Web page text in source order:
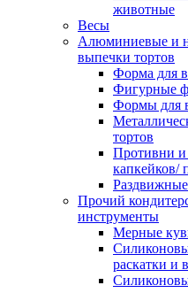
животные
Весы
Алюминиевые и
выпечки тортов
Форма для
Фигурные
Формы для
тортов
Противни
капкейков/
Прочий
инструменты
Мерные
раскатки и